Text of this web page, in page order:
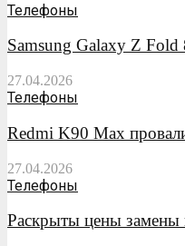
Телефоны
Samsung Galaxy Z Fold
27.04.2026
Телефоны
Redmi K90 Max
27.04.2026
Телефоны
Раскрыты цены